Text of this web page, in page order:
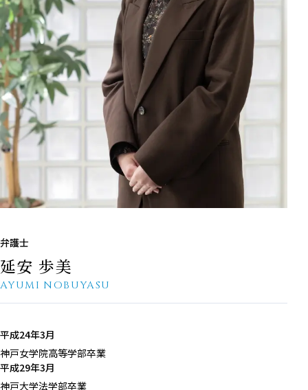
弁護士
延安 歩美
AYUMI NOBUYASU
平成24年3月
神戸女学院高等学部卒業
平成29年3月
神戸大学法学部卒業